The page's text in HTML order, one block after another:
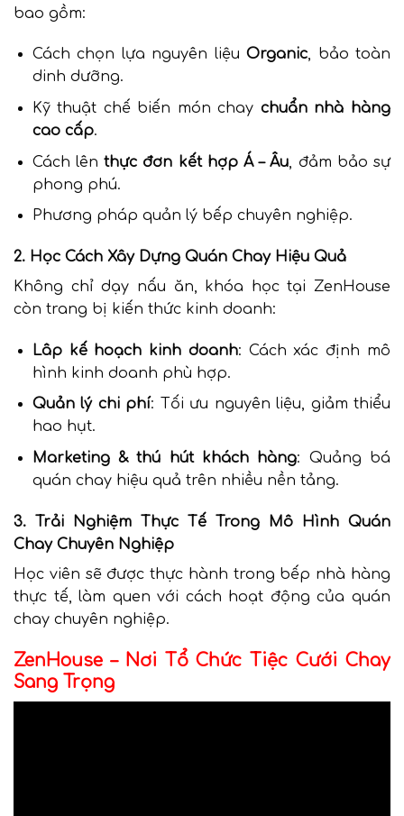
bao gồm:
Cách chọn lựa nguyên liệuOrganic, bảo toàn
dinh dưỡng.
Kỹ thuật chế biến món chay chuẩn nhà hàng
cao cấp.
Cách lênthực đơn kết hợp Á – Âu , đảm bảo sự
phong phú.
Phương pháp quản lý bếp chuyên nghiệp.
2. Học Cách Xây Dựng Quán Chay Hiệu Quả
Không chỉ dạy nấu ăn, khóa học tại ZenHouse
còn trang bị kiến thức kinh doanh:
Lâp kế hoạch kinh doanh: Cách xác định mô
hình kinh doanh phù hợp.
Quản lý chi phí: Tối ưu nguyên liệu, giảm thiểu
hao hụt.
Marketing & thú hút khách hàng: Quảng bá
quán chay hiệu quả trên nhiều nền tảng.
3. Trải Nghiệm Thực Tế Trong Mô Hình Quán
Chay Chuyên Nghiệp
Học viên sẽ được thực hành trong bếp nhà hàng
thực tế, làm quen với cách hoạt động của quán
chay chuyên nghiệp.
ZenHouse – Nơi Tổ Chức Tiệc Cưới Chay
Sang Trọng